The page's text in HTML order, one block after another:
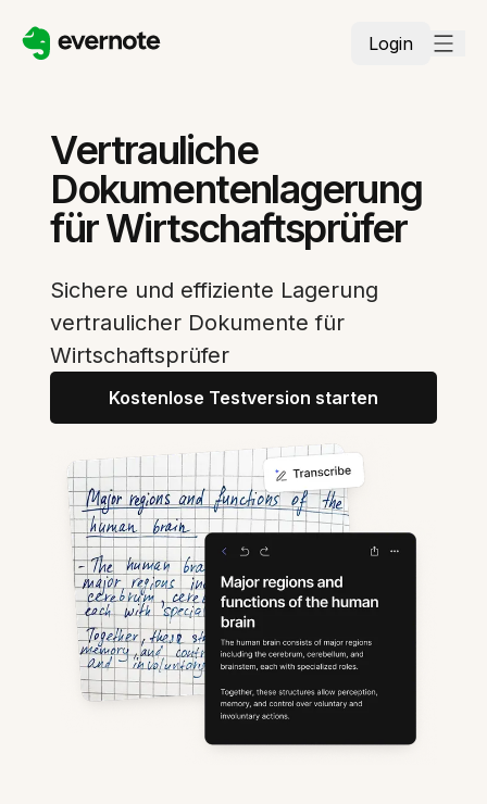
Login
Vertrauliche
Dokumentenlagerung
für Wirtschaftsprüfer
Sichere und effiziente Lagerung
vertraulicher Dokumente für
Wirtschaftsprüfer
Kostenlose Testversion starten